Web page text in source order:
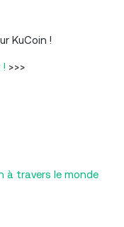
KuCoin !
! >>>
à travers le monde